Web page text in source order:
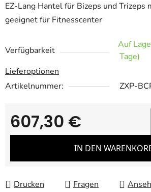
EZ-Lang Hantel für Bizeps und Trizeps
geeignet für Fitnesscenter
Verfügbarkeit
Auf
Tage)
Lieferoptionen
Artikelnummer:
ZXP-
607,30 €
Verkaufspreis:
IN DEN
Drucken Fragen